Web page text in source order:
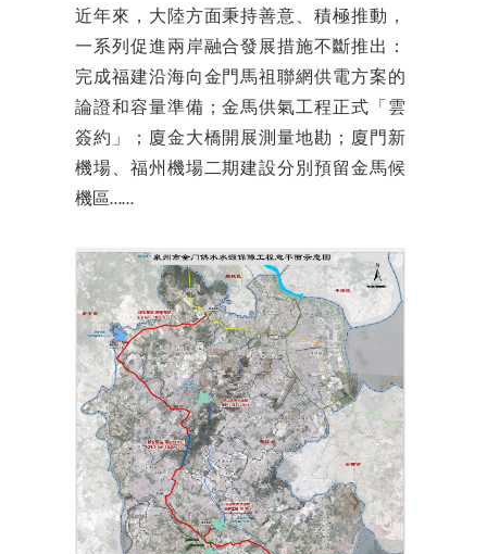
近年來，大陸方面秉持善意、積極推動，
一系列促進兩岸融合發展措施不斷推出：
完成福建沿海向金門馬祖聯網供電方案的
論證和容量準備；金馬供氣工程正式「雲
簽約」；廈金大橋開展測量地勘；廈門新
機場、福州機場二期建設分別預留金馬候
機區……